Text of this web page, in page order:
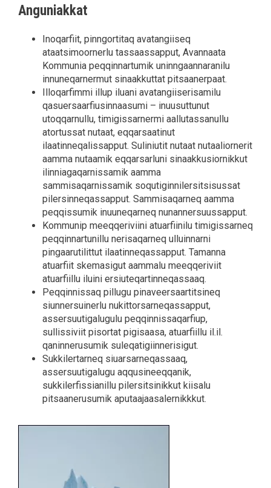
Anguniakkat
Inoqarfiit, pinngortitaq avatangiiseq
ataatsimoornerlu tassaassapput, Avannaata
Kommunia peqqinnartumik uninngaannaranilu
innuneqarnermut sinaakkuttat pitsaanerpaat.
Illoqarfimmi illup iluani avatangiiserisamilu
qasuersaarfiusinnaasumi – inuusuttunut
utoqqarnullu, timigissarnermi aallutassanullu
atortussat nutaat, eqqarsaatinut
ilaatinneqalissapput. Suliniutit nutaat nutaaliornerit
aamma nutaamik eqqarsarluni sinaakkusiornikkut
ilinniagaqarnissamik aamma
sammisaqarnissamik soqutiginnilersitsisussat
pilersinneqassapput. Sammisaqarneq aamma
peqqissumik inuuneqarneq nunannersuussapput.
Kommunip meeqqeriviini atuarfiinilu timigissarneq
peqqinnartunillu nerisaqarneq ulluinnarni
pingaarutilittut ilaatinneqassapput. Tamanna
atuarfiit skemasigut aammalu meeqqeriviit
atuarfiillu iluini ersiuteqartinneqassaaq.
Peqqinnissaq pillugu pinaveersaartitsineq
siunnersuinerlu nukittorsarneqassapput,
assersuutigalugulu peqqinnissaqarfiup,
sullissiviit pisortat pigisaasa, atuarfiillu il.il.
qaninnerusumik suleqatigiinnerisigut.
Sukkilertarneq siuarsarneqassaaq,
assersuutigalugu aqqusineeqqanik,
sukkilerfissianillu pilersitsinikkut kiisalu
pitsaanerusumik aputaajaasalernikkkut.